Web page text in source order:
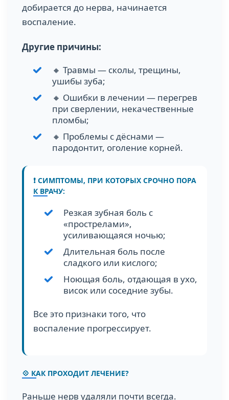
добирается до нерва, начинается
воспаление.
Другие причины:
🔸 Травмы — сколы, трещины,
ушибы зуба;
🔸 Ошибки в лечении — перегрев
при сверлении, некачественные
пломбы;
🔸 Проблемы с дёснами —
пародонтит, оголение корней.
❗️ СИМПТОМЫ, ПРИ КОТОРЫХ СРОЧНО ПОРА
К ВРАЧУ:
Резкая зубная боль с
«прострелами»,
усиливающаяся ночью;
Длительная боль после
сладкого или кислого;
Ноющая боль, отдающая в ухо,
висок или соседние зубы.
Все это признаки того, что
воспаление прогрессирует.
💠 КАК ПРОХОДИТ ЛЕЧЕНИЕ?
Раньше нерв удаляли почти всегда.